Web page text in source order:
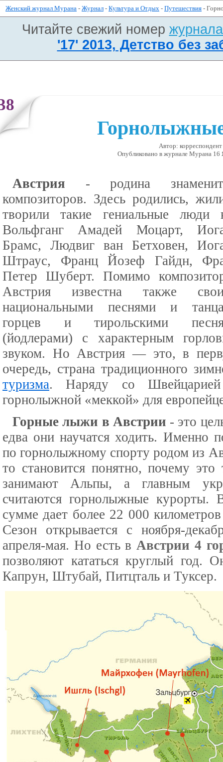
Женский журнал Мурана - Журнал - Культура и Отдых - Путешествия -
Читайте свежий номер
'17' 2013, Детство без
Автор:
Опубликовано в журналe Мурана 16
Австрия - родина
композиторов. Здесь родились,
творили такие гениальные люди
Вольфганг Амадей Моцарт,
Брамс, Людвиг ван Бетховен,
Штраус, Франц Йозеф Гайдн,
Петер Шуберт. Помимо
Австрия известна также
национальными песнями и
горцев и тирольскими
(йодлерами) с характерным
звуком. Но Австрия — это, в
очередь, страна традиционного
туризма. Наряду со Швейцарией
горнолыжной «меккой» для
Горные лыжи в Австрии - это
едва они научатся ходить. Именно
по горнолыжному спорту родом из
то становится понятно, почему
занимают Альпы, а главным
считаются горнолыжные
сумме дает более 22 000
Сезон открывается с ноября-
апреля-мая. Но есть в Австрии 4
позволяют кататься круглый год.
Капрун, Штубай, Питцталь и Туксер.